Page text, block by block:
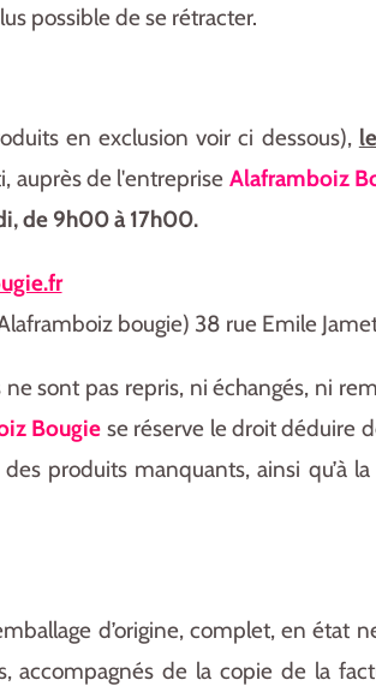
possible de se rétracter.
en exclusion voir ci dessous),
auprès de l'entreprise Alaframboiz
de 9h00 à 17h00.
bougie) 38 rue Emile
sont pas repris, ni échangés, ni
Bougie se réserve le droit déduire
produits manquants, ainsi qu’à
d’origine, complet, en état
accompagnés de la copie de la